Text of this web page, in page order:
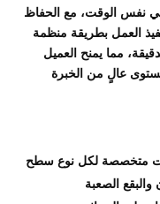
في نفس الوقت، مع الحفاظ
العمل بطريقة منظمة
مما يمنح العميل
عالٍ من الخبرة
متخصصة لكل نوع سطح
الصعبة